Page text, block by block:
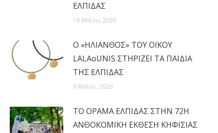
ΕΛΠΙΔΑΣ
18 Μαΐου, 2026
Ο «ΗΛΙΑΝΘΟΣ» ΤΟΥ ΟΙΚΟΥ
LALAoUNIS ΣΤΗΡΙΖΕΙ ΤΑ ΠΑΙΔΙΑ
ΤΗΣ ΕΛΠΙΔΑΣ
6 Μαΐου, 2026
ΤΟ ΟΡΑΜΑ ΕΛΠΙΔΑΣ ΣΤΗΝ 72Η
ΑΝΘΟΚΟΜΙΚΗ ΕΚΘΕΣΗ ΚΗΦΙΣΙΑΣ